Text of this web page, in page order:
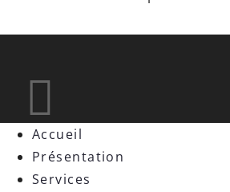
Accueil
Présentation
Services